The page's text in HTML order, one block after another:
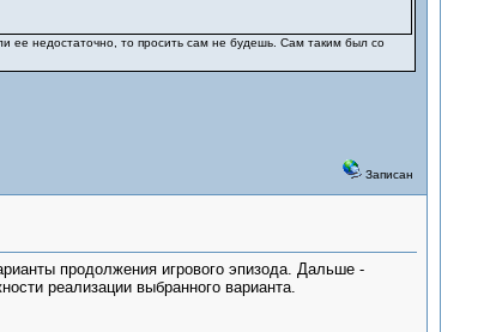
ее недостаточно, то просить сам не будешь. Сам таким был со
Записан
продолжения игрового эпизода. Дальше -
реализации выбранного варианта.